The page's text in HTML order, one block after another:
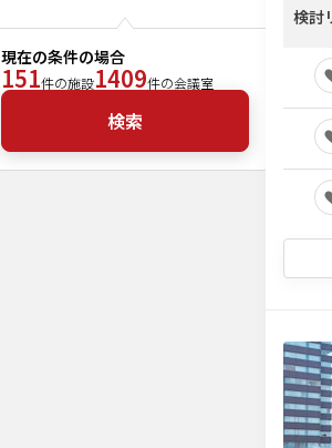
現在の条件の場合
151件の施設1409件の会議室
検索
検討